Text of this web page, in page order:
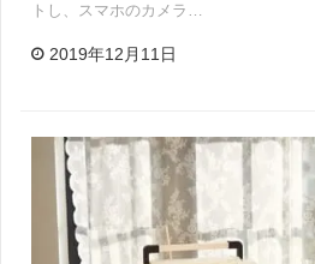
トし、スマホのカメラ…
2019年12月11日